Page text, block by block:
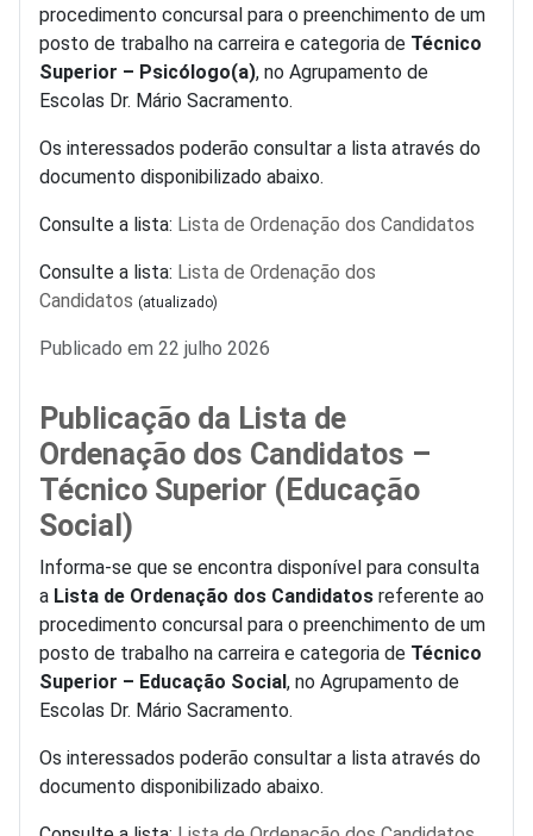
procedimento concursal para o preenchimento de um
posto de trabalho na carreira e categoria de Técnico
Superior – Psicólogo(a), no Agrupamento de
Escolas Dr. Mário Sacramento.
Os interessados poderão consultar a lista através do
documento disponibilizado abaixo.
Consulte a lista: Lista de Ordenação dos Candidatos
Consulte a lista: Lista de Ordenação dos
Candidatos (atualizado)
Detalhes
Publicado em 22 julho 2026
Publicação da Lista de
Ordenação dos Candidatos –
Técnico Superior (Educação
Social)
Informa-se que se encontra disponível para consulta
a Lista de Ordenação dos Candidatos referente ao
procedimento concursal para o preenchimento de um
posto de trabalho na carreira e categoria de Técnico
Superior – Educação Social , no Agrupamento de
Escolas Dr. Mário Sacramento.
Os interessados poderão consultar a lista através do
documento disponibilizado abaixo.